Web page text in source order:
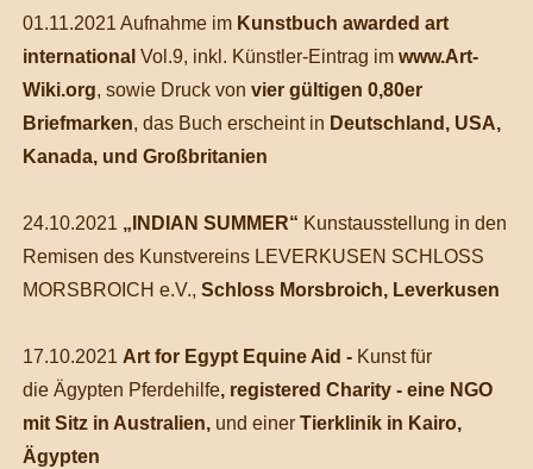
01.11.2021 Aufnahme im Kunstbuch awarded art
international Vol.9, inkl. Künstler-Eintrag im www.Art-
Wiki.org, sowie Druck von vier gültigen 0,80er
Briefmarken, das Buch erscheint in Deutschland, USA,
Kanada, und Großbritanien
24.10.2021 „INDIAN SUMMER“ Kunstausstellung in den
Remisen des Kunstvereins LEVERKUSEN SCHLOSS
MORSBROICH e.V., Schloss Morsbroich, Leverkusen
17.10.2021 Art for Egypt Equine Aid - Kunst für
die Ägypten Pferdehilfe, registered Charity - eine NGO
mit Sitz in Australien, und einer Tierklinik in Kairo,
Ägypten